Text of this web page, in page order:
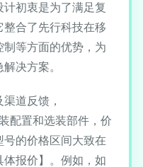
初衷是为了满足复
合了先行科技在移
等方面的优势，为
决方案。
道反馈，
配置和选装部件，价
的价格区间大致在
体报价】。例如，如